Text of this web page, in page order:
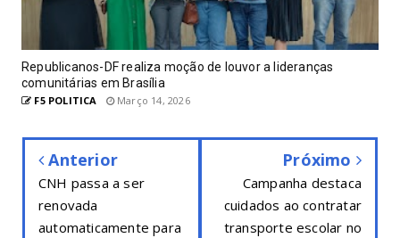
Republicanos-DF realiza moção de louvor a lideranças
comunitárias em Brasília
F5 POLITICA Março 14, 2026
Anterior
CNH passa a ser
renovada
automaticamente para
Próximo
Campanha destaca
cuidados ao contratar
transporte escolar no